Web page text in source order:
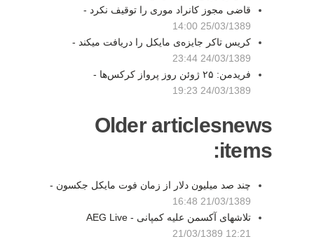
قاضی مجوز کانراد موری را توقیف نکرد -
25/03/1389 14:00
کریس تاکر جایزه‌ی مایکل را دریافت میکند -
24/03/1389 23:44
فریدمن: ۲۵ ژوئن روز پرواز کرکس‌ها -
24/03/1389 19:23
Older articlesnews
items:
چند صد میلیون دلار از زمان فوت مایکل جکسون -
21/03/1389 16:48
تلاشهای آکسمن علیه کمپانی AEG Live -
21/03/1389 12:21